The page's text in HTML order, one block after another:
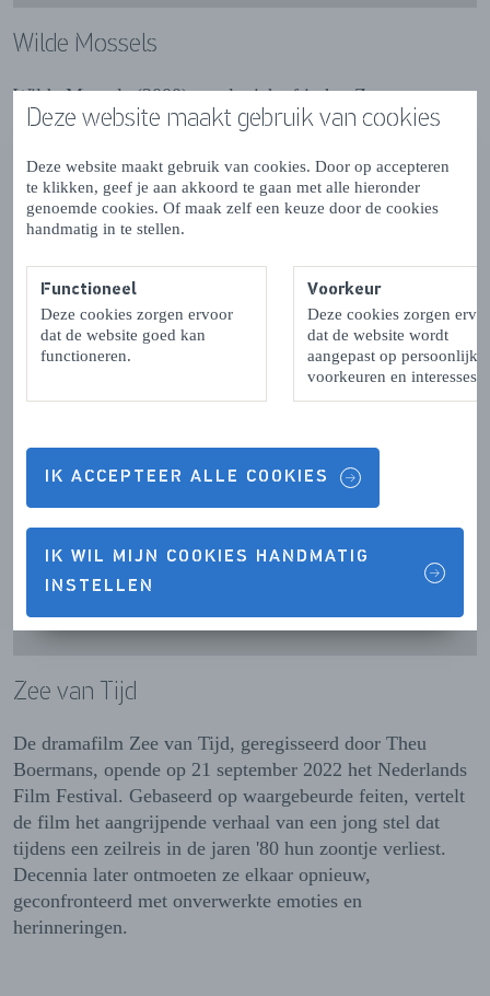
Deze website maakt gebruik van cookies
Deze website maakt gebruik van cookies. Door op accepteren
te klikken, geef je aan akkoord te gaan met alle hieronder
genoemde cookies. Of maak zelf een keuze door de cookies
handmatig in te stellen.
Functioneel
Deze cookies zorgen ervoor
dat de website goed kan
functioneren.
Voorkeur
Deze cookies zorgen
dat de website wordt
aangepast op persoonlijke
voorkeuren en interesses.
IK ACCEPTEER ALLE COOKIES
IK WIL MIJN COOKIES HANDMATIG
INSTELLEN
Wilde Mossels
Wilde Mossels (2000) speelt zich af in het Zeeuwse
Bruinisse, waar drie vrienden hun dromen najagen in een
dramafilm van Erik de Bruyn ontdekken ze dat het
verlangen naar vrijheid vaak in conflict staat met de
realiteit. De film, met de Zeeuwse kust als prachtig decor,
verlangen naar een ander leven.
Zee van Tijd
De dramafilm Zee van Tijd, geregisseerd door Theu
Boermans, opende op 21 september 2022 het Nederlands
Film Festival. Gebaseerd op waargebeurde feiten, vertelt
de film het aangrijpende verhaal van een jong stel dat
tijdens een zeilreis in de jaren '80 hun zoontje verliest.
Decennia later ontmoeten ze elkaar opnieuw,
geconfronteerd met onverwerkte emoties en
herinneringen.
marketingcookies te accepteren,wijzig hier je cookie
instellingen